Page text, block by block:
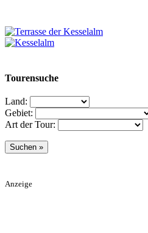
Tourensuche
Land:
Gebiet:
Art der Tour:
Anzeige